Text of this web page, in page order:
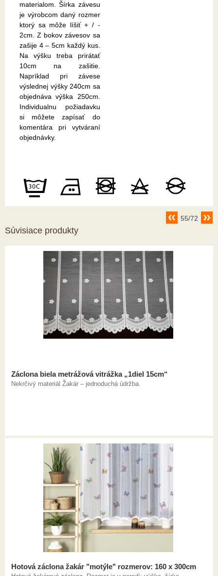
materialom. Šírka závesu
je výrobcom daný rozmer
ktorý sa môže líšiť + / -
2cm. Z bokov závesov sa
zašije 4 – 5cm každý kus.
Na výšku treba prirátať
10cm na zašitie.
Napríklad pri závese
výslednej výšky 240cm sa
objednáva výška 250cm.
Individualnu požiadavku
si môžete zapísať do
komentára pri vytváraní
objednávky.
55/72
Súvisiace produkty
Záclona biela metrážová vitrážka „1diel 15cm“
Nekrčivý materiál Žakár – jednoduchá údržba.
Hotová záclona žakár "motýle" rozmerov: 160 x 300cm